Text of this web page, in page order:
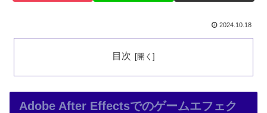
2024.10.18
目次
Adobe After Effectsでのゲームエフェク